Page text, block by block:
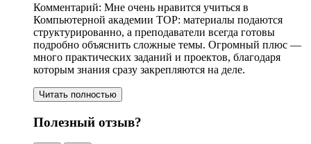
Комментарий: Мне очень нравится учиться в
Компьютерной академии TOP: материалы подаются
структурированно, а преподаватели всегда готовы
подробно объяснить сложные темы. Огромный плюс —
много практических заданий и проектов, благодаря
которым знания сразу закрепляются на деле.
Читать полностью
Полезный отзыв?